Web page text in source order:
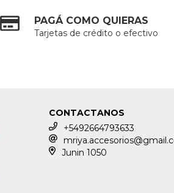
PAGÁ COMO QUIERAS
Tarjetas de crédito o efectivo
CONTACTANOS
+5492664793633
Junin 1050